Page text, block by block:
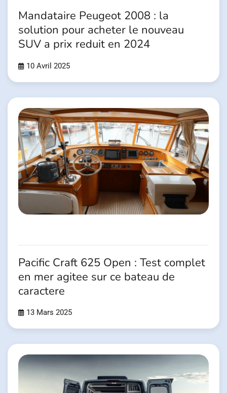
Mandataire Peugeot 2008 : la
solution pour acheter le nouveau
SUV a prix reduit en 2024
10 Avril 2025
Pacific Craft 625 Open : Test complet
en mer agitee sur ce bateau de
caractere
13 Mars 2025